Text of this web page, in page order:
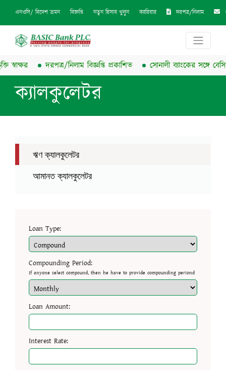
এনওসি/ বিদেশ ভ্রমন বিজ্ঞপ্তি নতুন হিসাব খুলুন ক্যারিয়ার দরপত্র/নিলাম
দরপত্র/নিলাম বিজ্ঞপ্তি প্রকাশিত সোনালী ব্যাংকের সঙ্গে
ক্যালকুলেটর
ঋণ ক্যালকুলেটর
আমানত ক্যালকুলেটর
Loan Type:
Compounding Period:
If anyone select compound, then he have to provide compounding periond
Loan Amount:
Interest Rate: